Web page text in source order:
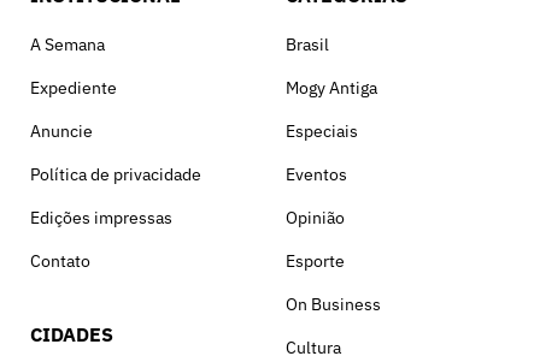
A Semana
Expediente
Anuncie
Política de privacidade
Edições impressas
Contato
CIDADES
Brasil
Mogy Antiga
Especiais
Eventos
Opinião
Esporte
On Business
Cultura